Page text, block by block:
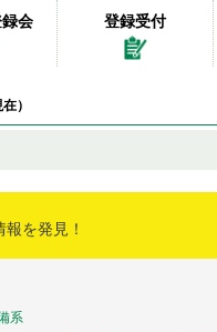
会 登録受付
）
を発見！
系